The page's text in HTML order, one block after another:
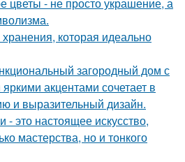
которая идеально
загородный дом с
акцентами сочетает в
и выразительный дизайн.
- это настоящее искусство,
мастерства, но и тонкого